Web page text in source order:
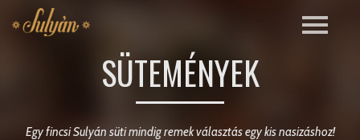
SÜTEMÉNYEK
Egy fincsi Sulyán süti mindig remek választás egy kis nasizáshoz!